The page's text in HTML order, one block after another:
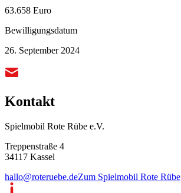
63.658 Euro
Bewilligungsdatum
26. September 2024
Kontakt
Spielmobil Rote Rübe e.V.
Treppenstraße 4
34117 Kassel
hallo@roteruebe.deZum Spielmobil Rote Rübe